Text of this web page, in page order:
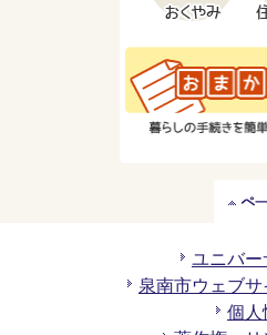
ト
ッ
プ
ユニバ
泉南市ウェブ
個人